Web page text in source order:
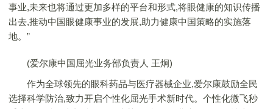
事业,未来也将通过更加多样的平台和形式,将眼健康的知识传播
出去,推动中国眼健康事业的发展,助力健康中国策略的实施落
地。”
(爱尔康中国屈光业务部负责人 王炯)
作为全球领先的眼科药品与医疗器械企业,爱尔康鼓励全民
选择科学防治,致力开启个性化屈光手术新时代。个性化微飞秒